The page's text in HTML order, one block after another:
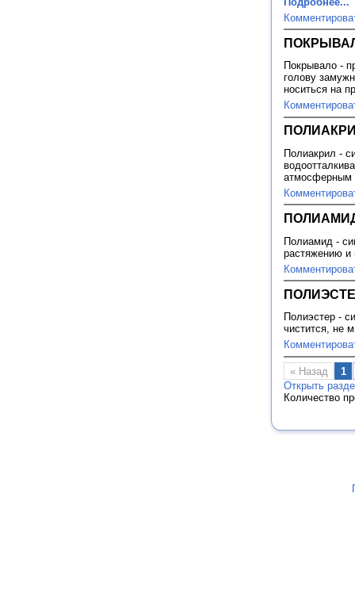
Покрывало -
голову
носиться на
Полиакрил -
атмосферным
Полиамид -
растяжению и
Полиэстер -
чистится, не
« Назад
1
Открыть
Количество